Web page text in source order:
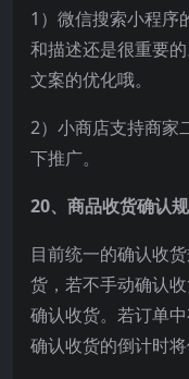
1）微信搜索小程序
和描述还是很重要
文案的优化哦。
2）小商店支持商家
下推广。
20、商品收货确认
目前统一的确认收
货，若不手动确认
确认收货。若订单
确认收货的倒计时将